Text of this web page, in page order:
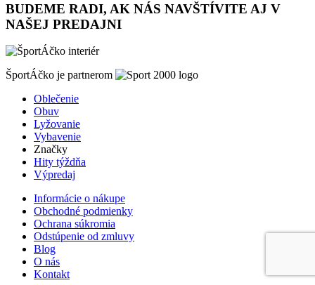
BUDEME RADI, AK NÁS NAVŠTÍVITE AJ V
NAŠEJ PREDAJNI
ŠportÁčko je partnerom
Oblečenie
Obuv
Lyžovanie
Vybavenie
Značky
Hity týždňa
Výpredaj
Informácie o nákupe
Obchodné podmienky
Ochrana súkromia
Odstúpenie od zmluvy
Blog
O nás
Kontakt